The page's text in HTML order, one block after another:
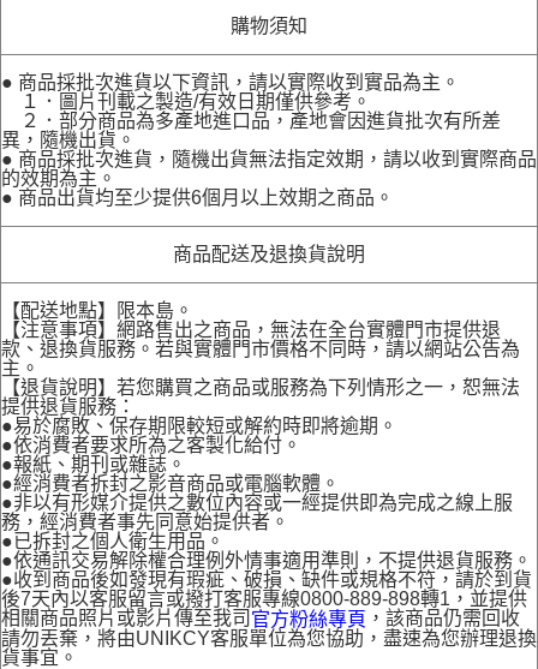
購物須知
● 商品採批次進貨以下資訊，請以實際收到實品為主。
１．圖片刊載之製造/有效日期僅供參考。
２．部分商品為多產地進口品，產地會因進貨批次有所差
異，隨機出貨。
● 商品採批次進貨，隨機出貨無法指定效期，請以收到實際商品
的效期為主。
● 商品出貨均至少提供6個月以上效期之商品。
商品配送及退換貨說明
【配送地點】限本島。
【注意事項】網路售出之商品，無法在全台實體門市提供退
款、退換貨服務。若與實體門市價格不同時，請以網站公告為
主。
【退貨說明】若您購買之商品或服務為下列情形之一，恕無法
提供退貨服務：
●易於腐敗、保存期限較短或解約時即將逾期。
●依消費者要求所為之客製化給付。
●報紙、期刊或雜誌。
●經消費者拆封之影音商品或電腦軟體。
●非以有形媒介提供之數位內容或一經提供即為完成之線上服
務，經消費者事先同意始提供者。
●已拆封之個人衛生用品。
●依通訊交易解除權合理例外情事適用準則，不提供退貨服務。
●收到商品後如發現有瑕疵、破損、缺件或規格不符，請於到貨
後7天內以客服留言或撥打客服專線0800-889-898轉1，並提供
相關商品照片或影片傳至我司 官方粉絲專頁 ，該商品仍需回收
請勿丟棄，將由UNIKCY客服單位為您協助，盡速為您辦理退換
貨事宜。